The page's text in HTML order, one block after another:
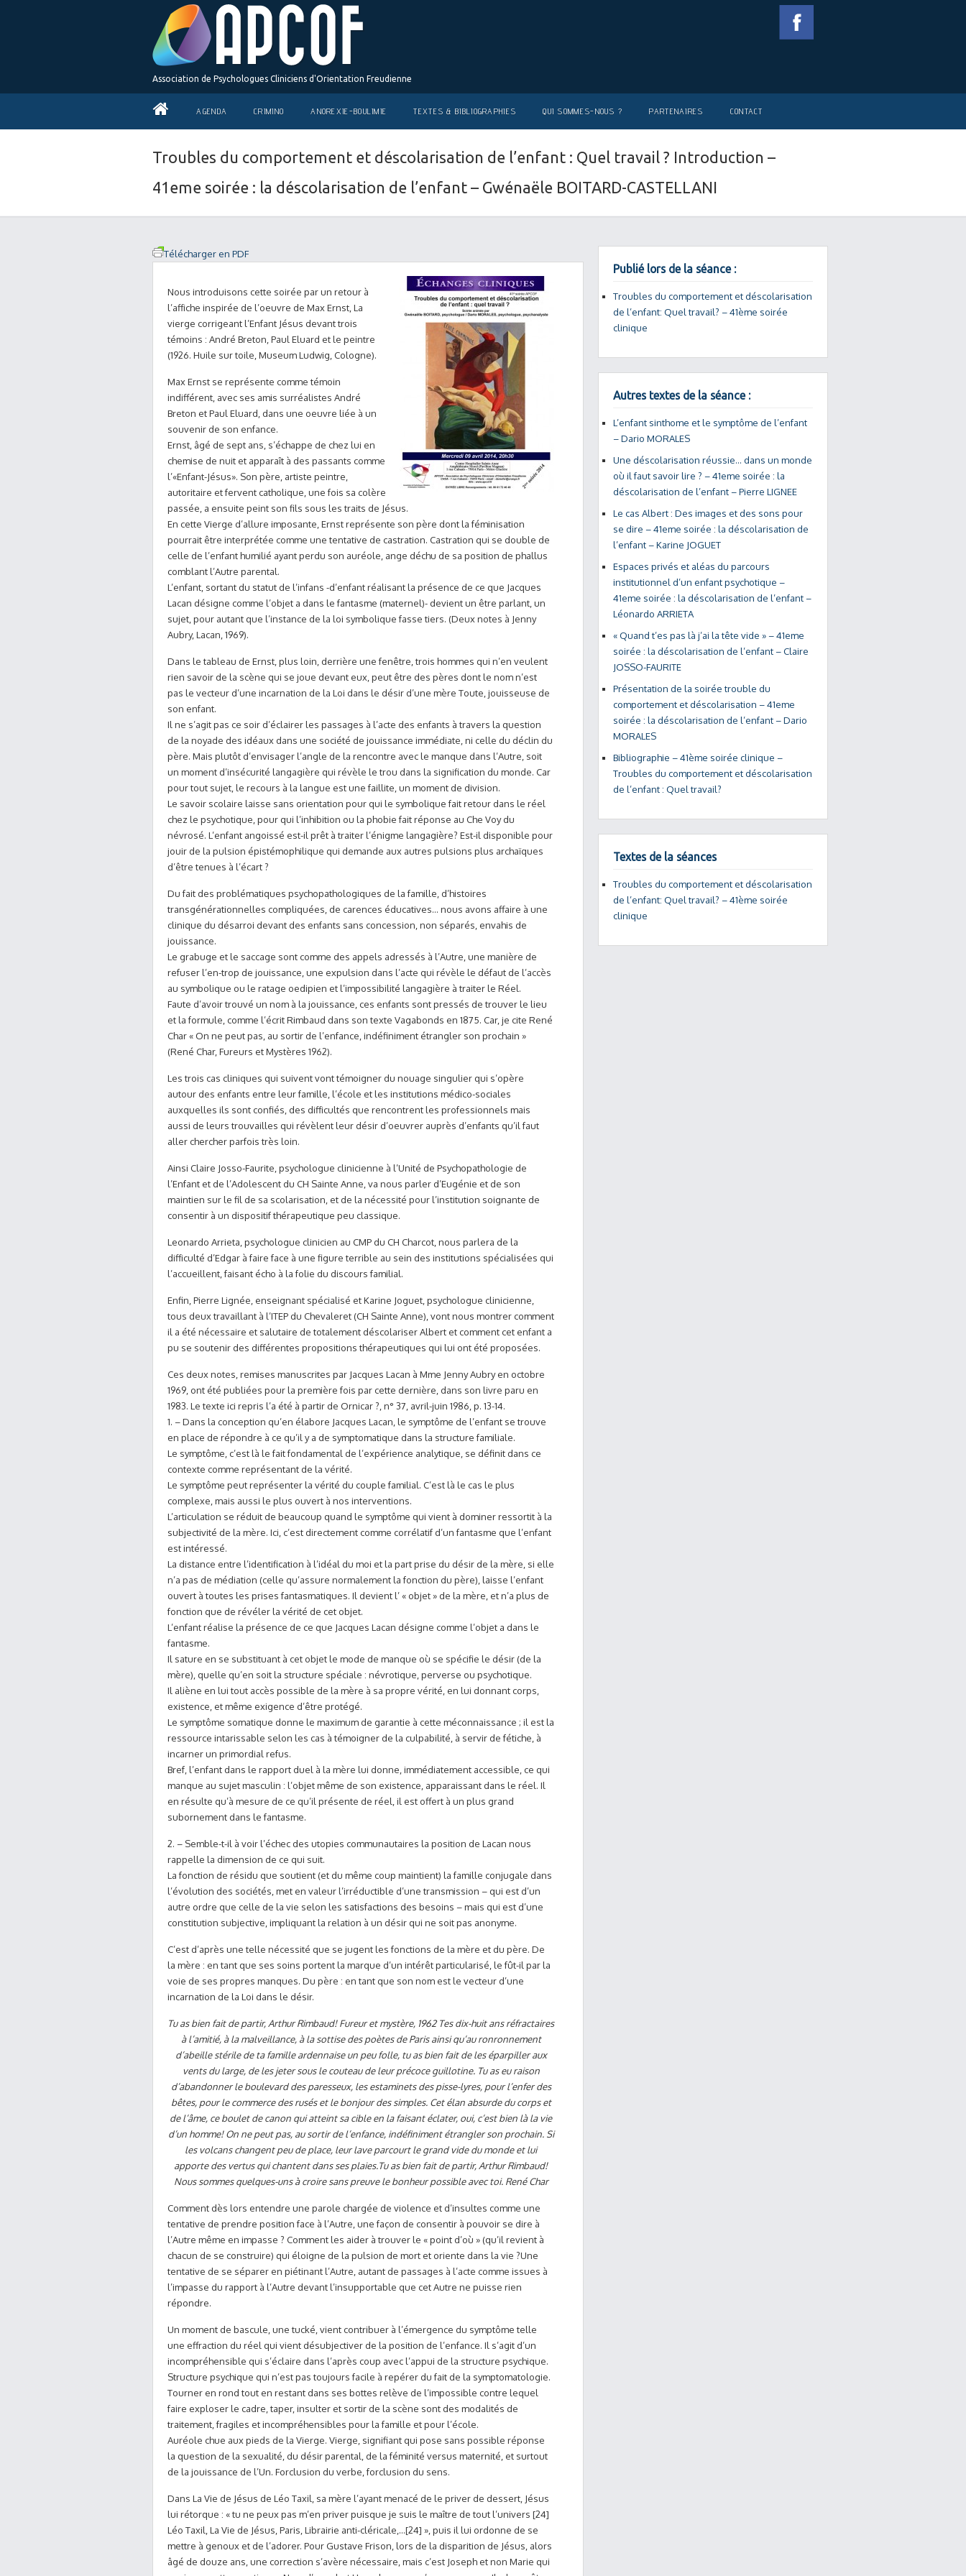
Association de Psychologues Cliniciens d'Orientation Freudienne
AGENDA CRIMINO ANOREXIE-BOULIMIE TEXTES & BIBLIOGRAPHIES QUI SOMMES-NOUS ? PARTENAIRES CONTACT
Troubles du comportement et déscolarisation de l’enfant : Quel travail ? Introduction –
41eme soirée : la déscolarisation de l’enfant – Gwénaële BOITARD-CASTELLANI
Télécharger en PDF
Nous introduisons cette soirée par un retour à
l’affiche inspirée de l’oeuvre de Max Ernst, La
vierge corrigeant l’Enfant Jésus devant trois
témoins : André Breton, Paul Eluard et le peintre
(1926. Huile sur toile, Museum Ludwig, Cologne).
Max Ernst se représente comme témoin
indifférent, avec ses amis surréalistes André
Breton et Paul Eluard, dans une oeuvre liée à un
souvenir de son enfance.
Ernst, âgé de sept ans, s’échappe de chez lui en
chemise de nuit et apparaît à des passants comme
l’«Enfant-Jésus». Son père, artiste peintre,
autoritaire et fervent catholique, une fois sa colère
passée, a ensuite peint son fils sous les traits de Jésus.
En cette Vierge d’allure imposante, Ernst représente son père dont la féminisation
pourrait être interprétée comme une tentative de castration. Castration qui se double de
celle de l’enfant humilié ayant perdu son auréole, ange déchu de sa position de phallus
comblant l’Autre parental.
L’enfant, sortant du statut de l’infans -d’enfant réalisant la présence de ce que Jacques
Lacan désigne comme l’objet a dans le fantasme (maternel)- devient un être parlant, un
sujet, pour autant que l’instance de la loi symbolique fasse tiers. (Deux notes à Jenny
Aubry, Lacan, 1969).
Dans le tableau de Ernst, plus loin, derrière une fenêtre, trois hommes qui n’en veulent
rien savoir de la scène qui se joue devant eux, peut être des pères dont le nom n’est
pas le vecteur d’une incarnation de la Loi dans le désir d’une mère Toute, jouisseuse de
son enfant.
Il ne s’agit pas ce soir d’éclairer les passages à l’acte des enfants à travers la question
de la noyade des idéaux dans une société de jouissance immédiate, ni celle du déclin du
père. Mais plutôt d’envisager l’angle de la rencontre avec le manque dans l’Autre, soit
un moment d’insécurité langagière qui révèle le trou dans la signification du monde. Car
pour tout sujet, le recours à la langue est une faillite, un moment de division.
Le savoir scolaire laisse sans orientation pour qui le symbolique fait retour dans le réel
chez le psychotique, pour qui l’inhibition ou la phobie fait réponse au Che Voy du
névrosé. L’enfant angoissé est-il prêt à traiter l’énigme langagière? Est-il disponible pour
jouir de la pulsion épistémophilique qui demande aux autres pulsions plus archaïques
d’être tenues à l’écart ?
Du fait des problématiques psychopathologiques de la famille, d’histoires
transgénérationnelles compliquées, de carences éducatives… nous avons affaire à une
clinique du désarroi devant des enfants sans concession, non séparés, envahis de
jouissance.
Le grabuge et le saccage sont comme des appels adressés à l’Autre, une manière de
refuser l’en-trop de jouissance, une expulsion dans l’acte qui révèle le défaut de l’accès
au symbolique ou le ratage oedipien et l’impossibilité langagière à traiter le Réel.
Faute d’avoir trouvé un nom à la jouissance, ces enfants sont pressés de trouver le lieu
et la formule, comme l’écrit Rimbaud dans son texte Vagabonds en 1875. Car, je cite René
Char « On ne peut pas, au sortir de l’enfance, indéfiniment étrangler son prochain »
(René Char, Fureurs et Mystères 1962).
Les trois cas cliniques qui suivent vont témoigner du nouage singulier qui s’opère
autour des enfants entre leur famille, l’école et les institutions médico-sociales
auxquelles ils sont confiés, des difficultés que rencontrent les professionnels mais
aussi de leurs trouvailles qui révèlent leur désir d’oeuvrer auprès d’enfants qu’il faut
aller chercher parfois très loin.
Ainsi Claire Josso-Faurite, psychologue clinicienne à l’Unité de Psychopathologie de
l’Enfant et de l’Adolescent du CH Sainte Anne, va nous parler d’Eugénie et de son
maintien sur le fil de sa scolarisation, et de la nécessité pour l’institution soignante de
consentir à un dispositif thérapeutique peu classique.
Leonardo Arrieta, psychologue clinicien au CMP du CH Charcot, nous parlera de la
difficulté d’Edgar à faire face à une figure terrible au sein des institutions spécialisées qui
l’accueillent, faisant écho à la folie du discours familial.
Enfin, Pierre Lignée, enseignant spécialisé et Karine Joguet, psychologue clinicienne,
tous deux travaillant à l’ITEP du Chevaleret (CH Sainte Anne), vont nous montrer comment
il a été nécessaire et salutaire de totalement déscolariser Albert et comment cet enfant a
pu se soutenir des différentes propositions thérapeutiques qui lui ont été proposées.
Ces deux notes, remises manuscrites par Jacques Lacan à Mme Jenny Aubry en octobre
1969, ont été publiées pour la première fois par cette dernière, dans son livre paru en
1983. Le texte ici repris l’a été à partir de Ornicar ?, n° 37, avril-juin 1986, p. 13-14.
1. – Dans la conception qu’en élabore Jacques Lacan, le symptôme de l’enfant se trouve
en place de répondre à ce qu’il y a de symptomatique dans la structure familiale.
Le symptôme, c’est là le fait fondamental de l’expérience analytique, se définit dans ce
contexte comme représentant de la vérité.
Le symptôme peut représenter la vérité du couple familial. C’est là le cas le plus
complexe, mais aussi le plus ouvert à nos interventions.
L’articulation se réduit de beaucoup quand le symptôme qui vient à dominer ressortit à la
subjectivité de la mère. Ici, c’est directement comme corrélatif d’un fantasme que l’enfant
est intéressé.
La distance entre l’identification à l’idéal du moi et la part prise du désir de la mère, si elle
n’a pas de médiation (celle qu’assure normalement la fonction du père), laisse l’enfant
ouvert à toutes les prises fantasmatiques. Il devient l’ « objet » de la mère, et n’a plus de
fonction que de révéler la vérité de cet objet.
L’enfant réalise la présence de ce que Jacques Lacan désigne comme l’objet a dans le
fantasme.
Il sature en se substituant à cet objet le mode de manque où se spécifie le désir (de la
mère), quelle qu’en soit la structure spéciale : névrotique, perverse ou psychotique.
Il aliène en lui tout accès possible de la mère à sa propre vérité, en lui donnant corps,
existence, et même exigence d’être protégé.
Le symptôme somatique donne le maximum de garantie à cette méconnaissance ; il est la
ressource intarissable selon les cas à témoigner de la culpabilité, à servir de fétiche, à
incarner un primordial refus.
Bref, l’enfant dans le rapport duel à la mère lui donne, immédiatement accessible, ce qui
manque au sujet masculin : l’objet même de son existence, apparaissant dans le réel. Il
en résulte qu’à mesure de ce qu’il présente de réel, il est offert à un plus grand
subornement dans le fantasme.
2. – Semble-t-il à voir l’échec des utopies communautaires la position de Lacan nous
rappelle la dimension de ce qui suit.
La fonction de résidu que soutient (et du même coup maintient) la famille conjugale dans
l’évolution des sociétés, met en valeur l’irréductible d’une transmission – qui est d’un
autre ordre que celle de la vie selon les satisfactions des besoins – mais qui est d’une
constitution subjective, impliquant la relation à un désir qui ne soit pas anonyme.
C’est d’après une telle nécessité que se jugent les fonctions de la mère et du père. De
la mère : en tant que ses soins portent la marque d’un intérêt particularisé, le fût-il par la
voie de ses propres manques. Du père : en tant que son nom est le vecteur d’une
incarnation de la Loi dans le désir.
Tu as bien fait de partir, Arthur Rimbaud! Fureur et mystère, 1962 Tes dix-huit ans réfractaires
à l’amitié, à la malveillance, à la sottise des poètes de Paris ainsi qu’au ronronnement
d’abeille stérile de ta famille ardennaise un peu folle, tu as bien fait de les éparpiller aux
vents du large, de les jeter sous le couteau de leur précoce guillotine. Tu as eu raison
d’abandonner le boulevard des paresseux, les estaminets des pisse-lyres, pour l’enfer des
bêtes, pour le commerce des rusés et le bonjour des simples. Cet élan absurde du corps et
de l’âme, ce boulet de canon qui atteint sa cible en la faisant éclater, oui, c’est bien là la vie
d’un homme! On ne peut pas, au sortir de l’enfance, indéfiniment étrangler son prochain. Si
les volcans changent peu de place, leur lave parcourt le grand vide du monde et lui
apporte des vertus qui chantent dans ses plaies.Tu as bien fait de partir, Arthur Rimbaud!
Nous sommes quelques-uns à croire sans preuve le bonheur possible avec toi. René Char
Comment dès lors entendre une parole chargée de violence et d’insultes comme une
tentative de prendre position face à l’Autre, une façon de consentir à pouvoir se dire à
l’Autre même en impasse ? Comment les aider à trouver le « point d’où » (qu’il revient à
chacun de se construire) qui éloigne de la pulsion de mort et oriente dans la vie ?Une
tentative de se séparer en piétinant l’Autre, autant de passages à l’acte comme issues à
l’impasse du rapport à l’Autre devant l’insupportable que cet Autre ne puisse rien
répondre.
Un moment de bascule, une tucké, vient contribuer à l’émergence du symptôme telle
une effraction du réel qui vient désubjectiver de la position de l’enfance. Il s’agit d’un
incompréhensible qui s’éclaire dans l’après coup avec l’appui de la structure psychique.
Structure psychique qui n’est pas toujours facile à repérer du fait de la symptomatologie.
Tourner en rond tout en restant dans ses bottes relève de l’impossible contre lequel
faire exploser le cadre, taper, insulter et sortir de la scène sont des modalités de
traitement, fragiles et incompréhensibles pour la famille et pour l’école.
Auréole chue aux pieds de la Vierge. Vierge, signifiant qui pose sans possible réponse
la question de la sexualité, du désir parental, de la féminité versus maternité, et surtout
de la jouissance de l’Un. Forclusion du verbe, forclusion du sens.
Dans La Vie de Jésus de Léo Taxil, sa mère l’ayant menacé de le priver de dessert, Jésus
lui rétorque : « tu ne peux pas m’en priver puisque je suis le maître de tout l’univers [24]
Léo Taxil, La Vie de Jésus, Paris, Librairie anti-cléricale,…[24] », puis il lui ordonne de se
mettre à genoux et de l’adorer. Pour Gustave Frison, lors de la disparition de Jésus, alors
âgé de douze ans, une correction s’avère nécessaire, mais c’est Joseph et non Marie qui
Publié lors de la séance :
Troubles du comportement et déscolarisation
de l’enfant: Quel travail? – 41ème soirée
clinique
Autres textes de la séance :
L’enfant sinthome et le symptôme de l’enfant
– Dario MORALES
Une déscolarisation réussie… dans un monde
où il faut savoir lire ? – 41eme soirée : la
déscolarisation de l’enfant – Pierre LIGNEE
Le cas Albert : Des images et des sons pour
se dire – 41eme soirée : la déscolarisation de
l’enfant – Karine JOGUET
Espaces privés et aléas du parcours
institutionnel d’un enfant psychotique –
41eme soirée : la déscolarisation de l’enfant –
Léonardo ARRIETA
« Quand t’es pas là j’ai la tête vide » – 41eme
soirée : la déscolarisation de l’enfant – Claire
JOSSO-FAURITE
Présentation de la soirée trouble du
comportement et déscolarisation – 41eme
soirée : la déscolarisation de l’enfant – Dario
MORALES
Bibliographie – 41ème soirée clinique –
Troubles du comportement et déscolarisation
de l’enfant : Quel travail?
Textes de la séances
Troubles du comportement et déscolarisation
de l’enfant: Quel travail? – 41ème soirée
clinique